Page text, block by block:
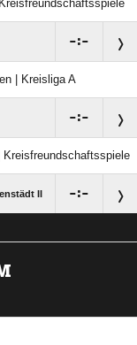
:
| Kreisliga A
:
Kreisfreundschaftsspiele
II :